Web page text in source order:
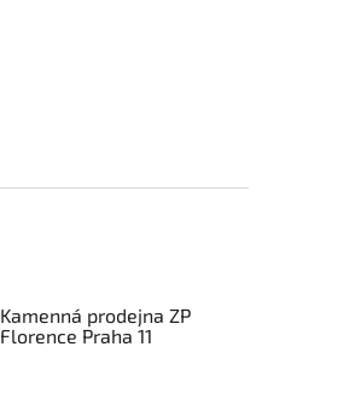
Kamenná prodejna ZP
Florence Praha 11